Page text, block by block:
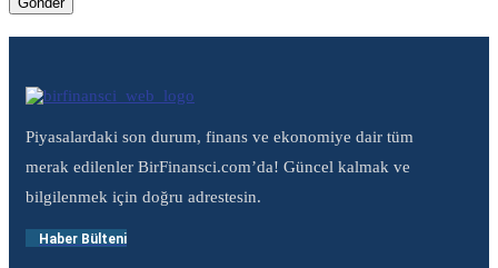
Piyasalardaki son durum, finans ve ekonomiye dair tüm
merak edilenler BirFinansci.com’da! Güncel kalmak ve
bilgilenmek için doğru adrestesin.
Haber Bülteni